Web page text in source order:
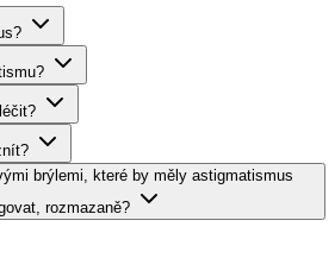
brýlemi, které by měly astigmatismus
rozmazaně?